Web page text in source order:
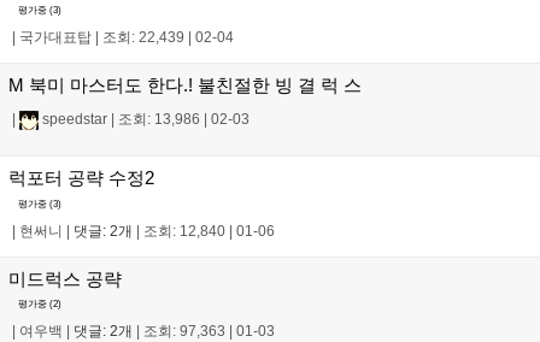
평가중 (3)
국가대표탑 조회: 22,439 02-04
M 북미 마스터도 한다.! 불친절한 빙 결 럭 스
speedstar 조회: 13,986 02-03
럭포터 공략 수정2
평가중 (3)
| 현써니 | 댓글: 2개 | 조회: 12,840 | 01-06
미드럭스 공략
평가중 (2)
여우백 댓글: 2개 조회: 97,363 01-03